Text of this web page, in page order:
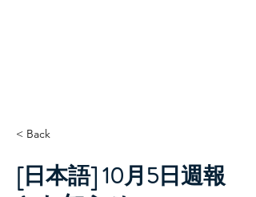
< Back
[日本語] 10月5日週報